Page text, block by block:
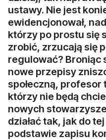
ustawy. Nie jest
ewidencjonował,
którzy po prostu się
zrobić, zrzucają się
regulować? Broniąc
nowe przepisy
społeczną, profesor
którzy nie będą
nowych
działać tak, jak do
podstawie zapisu